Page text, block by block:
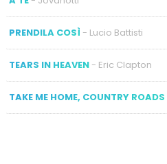
PRENDILA COSÌ - Lucio Battisti
TEARS IN HEAVEN- Eric Clapton
TAKE ME HOME, COUNTRY ROADS